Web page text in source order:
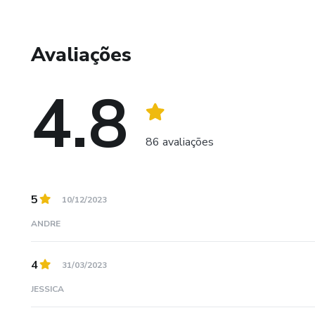
Avaliações
4.8 86 avaliações
5 10/12/2023
ANDRE
4 31/03/2023
JESSICA